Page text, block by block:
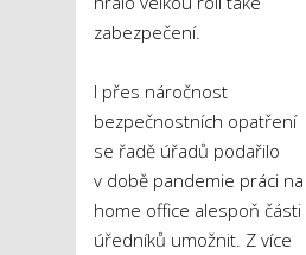
zabezpečení.
I přes náročnost
bezpečnostních opatření
se řadě úřadů podařilo
v době pandemie práci na
home office alespoň části
úředníků umožnit. Z více